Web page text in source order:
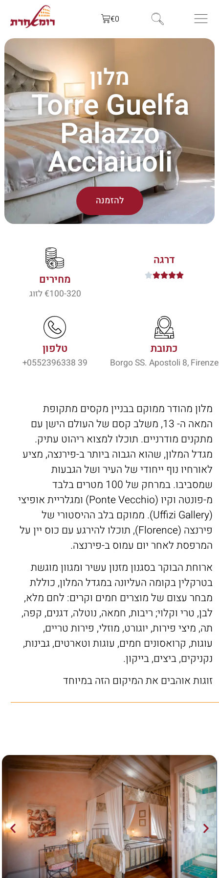
€0
מלון
Torre Guelfa
Palazzo
Acciaiuoli
להזמנה
דרגה




 מחירים
100-320€ לזוג
כתובת
Borgo SS. Apostoli 8, Firenze
טלפון
39 0552396338+
מלון מהודר ממוקם בבניין מקסים מתקופת
המאה ה- 13, משלב קסם של העולם הישן עם
מתקנים מודרניים. תוכלו למצוא ריהוט עתיק.
מגדל המלון, שהוא הגבוה ביותר ב-פירנצה, מציע
לאורחיו נוף ייחודי של העיר ושל הגבעות
שמסביבו. במרחק של 100 מטרים בלבד
מ-פונטה וקיו (Ponte Vecchio) ומגלריית אופיצי
(Uffizi Gallery). ממוקם בלב ההיסטורי של
פירנצה (Florence), תוכלו להירגע עם כוס יין על
המרפסת לאחר יום עמוס ב-פירנצה.
ארוחת הבוקר בסגנון מזנון עשיר ומגוון מוגשת
בטרקלין בקומה העליונה במגדל המלון, כוללת
מבחר עצום של מוצרים חמים וקרים: לחם מלא,
לבן, טרי וקלוי; ריבות, חמאה, נוטלה, דגנים, קפה,
תה, מיצי פירות, יוגורט, מוזלי, פירות טריים,
עוגות, קרואסונים חמים, עוגות וטארטים, גבינות,
נקניקים, ביצים, בייקון.
זוגות אוהבים את המיקום הזה במיוחד